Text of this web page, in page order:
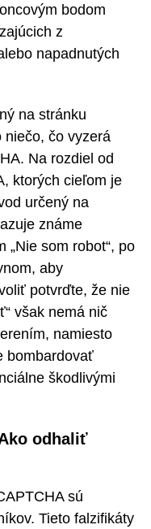
bodom
z
napadnutých
na stránku
niečo, čo vyzerá
Na rozdiel od
ktorých cieľom je
určený na
známe
„Nie som robot“, po
aby
potvrďte, že nie
však nemá nič
namiesto
bombardovať
škodlivými
odhaliť
sú
Tieto falzifikáty